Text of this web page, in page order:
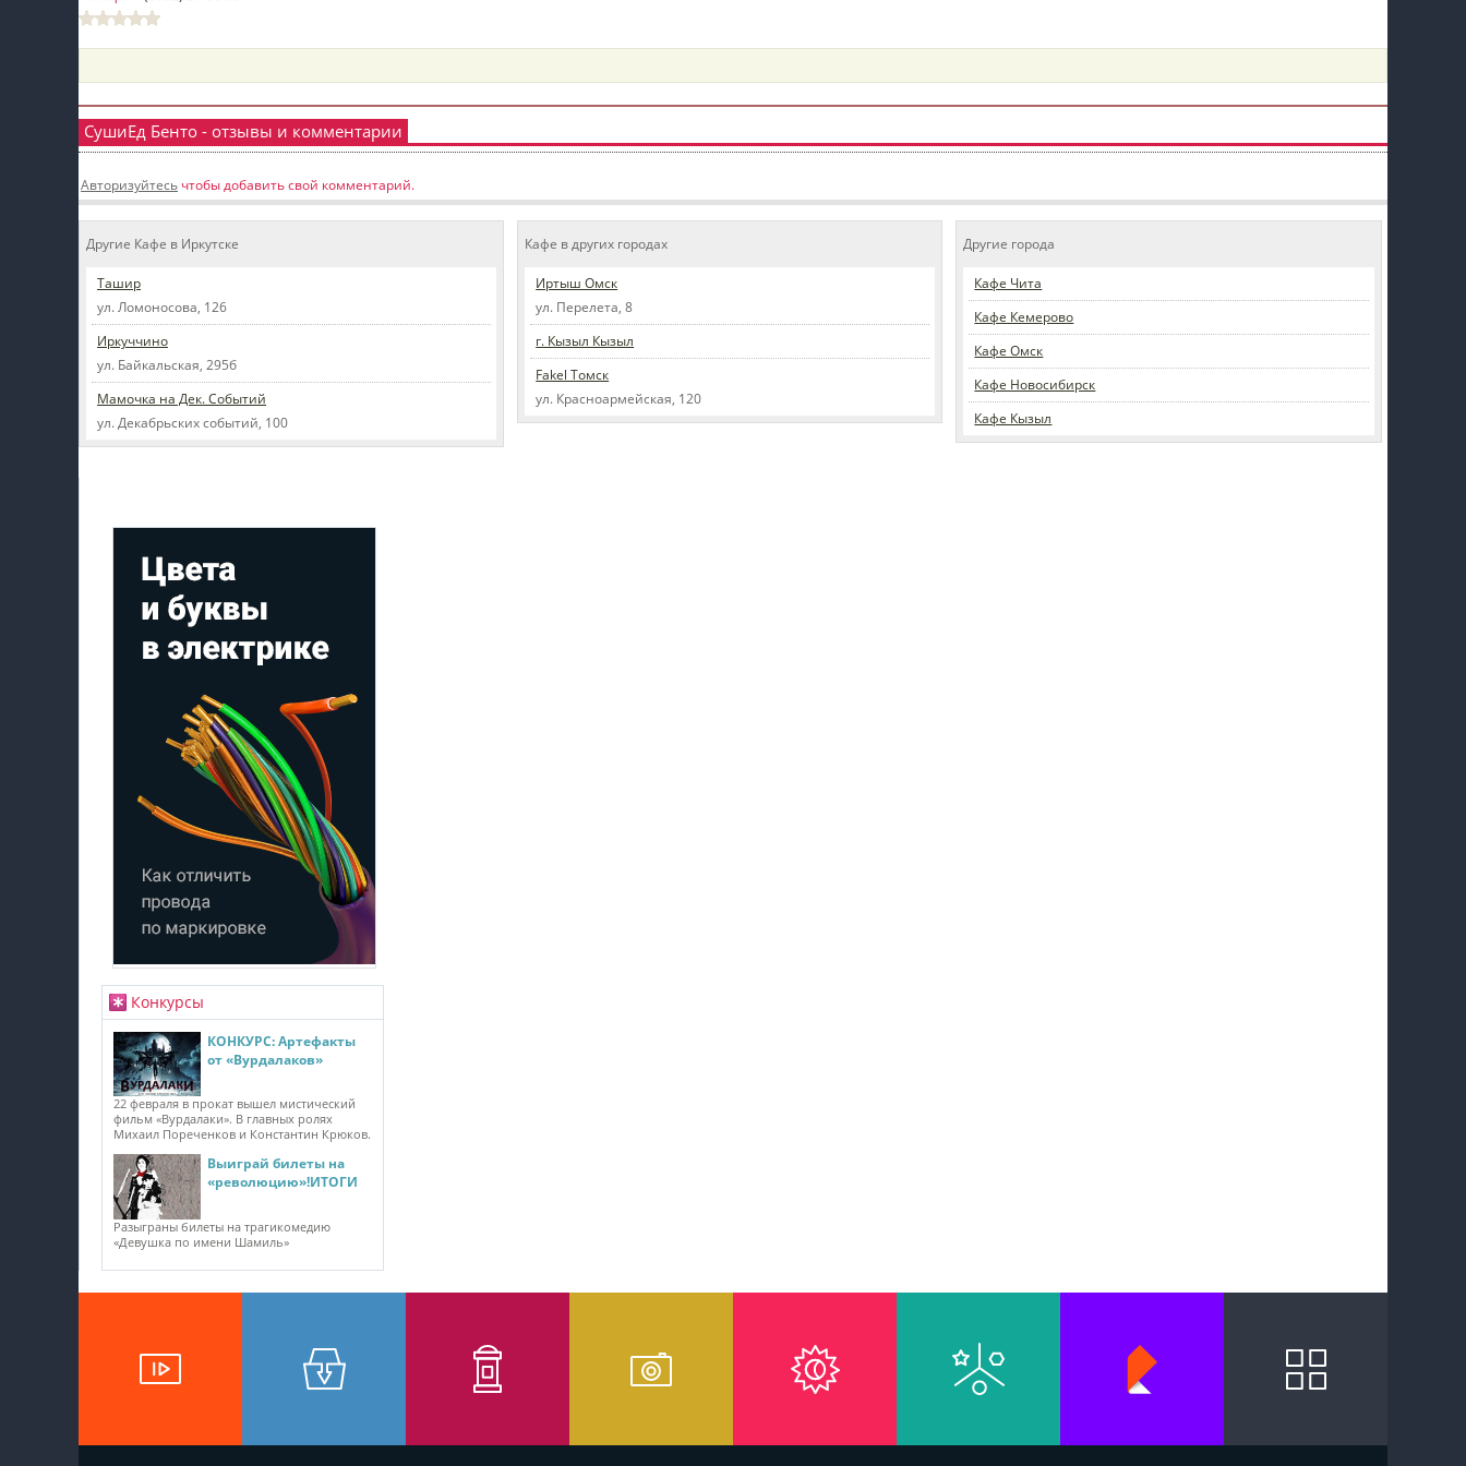
пїЅпїЅпїЅ
пїЅпїЅпїЅ
пїЅпїЅпїЅпїЅпїЅпїЅпїЅпїЅпїЅ
пїЅпїЅпїЅ пїЅпїЅпїЅпїЅпїЅ
пїЅпїЅпїЅпїЅпїЅпїЅпїЅпїЅпїЅпїЅ
СушиЕд Бенто - отзывы и комментарии
Авторизуйтесь чтобы добавить свой комментарий.
Другие Кафе в Иркутске
Ташир
ул. Ломоносова, 126
Иркуччино
ул. Байкальская, 295б
Мамочка на Дек. Событий
ул. Декабрьских событий, 100
Кафе в других городах
Иртыш Омск
ул. Перелета, 8
г. Кызыл Кызыл
Fakel Томск
ул. Красноармейская, 120
Другие города
Кафе Чита
Кафе Кемерово
Кафе Омск
Кафе Новосибирск
Кафе Кызыл
Конкурсы
КОНКУРС: Артефакты
от «Вурдалаков»
22 февраля в прокат вышел мистический
фильм «Вурдалаки». В главных ролях
Михаил Пореченков и Константин Крюков.
Выиграй билеты на
«революцию»!ИТОГИ
Разыграны билеты на трагикомедию
«Девушка по имени Шамиль»